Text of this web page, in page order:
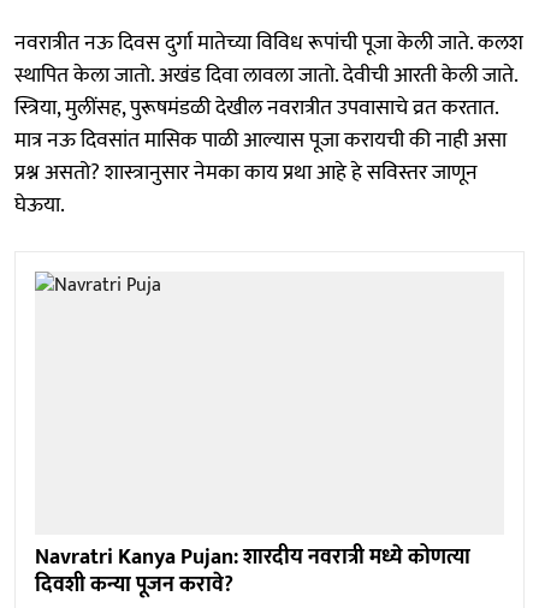
नवरात्रीत नऊ दिवस दुर्गा मातेच्या विविध रूपांची पूजा केली जाते. कलश
स्थापित केला जातो. अखंड दिवा लावला जातो. देवीची आरती केली जाते.
स्त्रिया, मुलींसह, पुरूषमंडळी देखील नवरात्रीत उपवासाचे व्रत करतात.
मात्र नऊ दिवसांत मासिक पाळी आल्यास पूजा करायची की नाही असा
प्रश्न असतो? शास्त्रानुसार नेमका काय प्रथा आहे हे सविस्तर जाणून
घेऊया.
Navratri Kanya Pujan: शारदीय नवरात्री मध्ये कोणत्या
दिवशी कन्या पूजन करावे?